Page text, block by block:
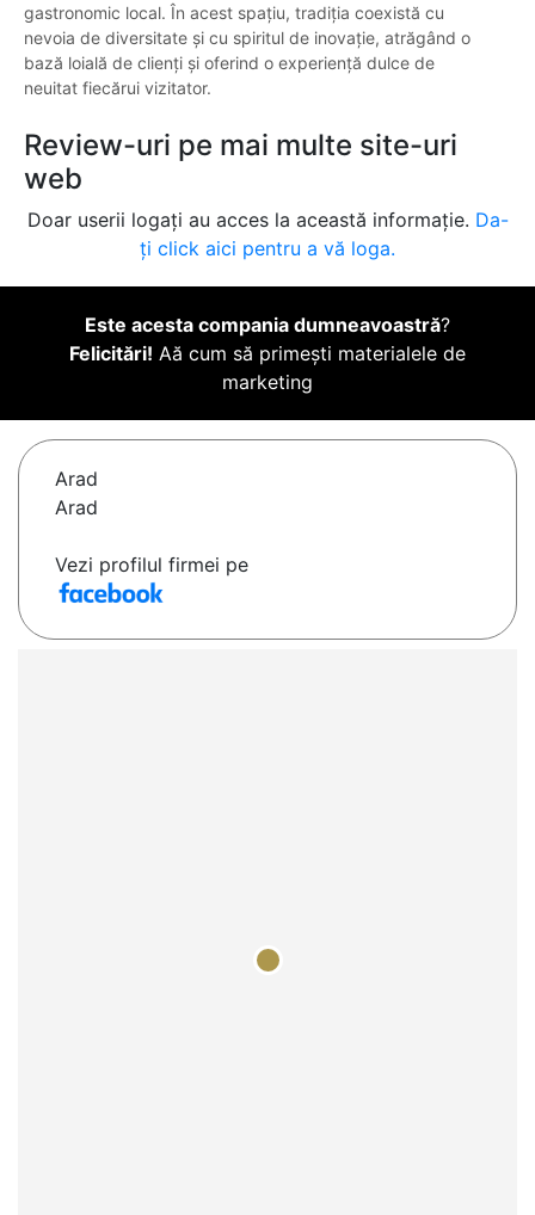
gastronomic local. În acest spațiu, tradiția coexistă cu
nevoia de diversitate și cu spiritul de inovație, atrăgând o
bază loială de clienți și oferind o experiență dulce de
neuitat fiecărui vizitator.
Review-uri pe mai multe site-uri
web
Doar userii logați au acces la această informație. Da-
ți click aici pentru a vă loga.
Este acesta compania dumneavoastră?
Felicitări! Aă cum să primești materialele de
marketing
Arad
Arad
Vezi profilul firmei pe